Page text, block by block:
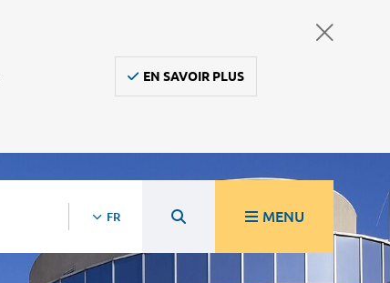
EN SAVOIR PLUS
FR MENU